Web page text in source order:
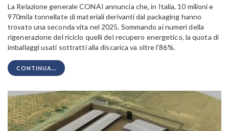
La Relazione generale CONAI annuncia che, in Italia, 10 milioni e
970mila tonnellate di materiali derivanti dal packaging hanno
trovato una seconda vita nel 2025. Sommando ai numeri della
rigenerazione del riciclo quelli del recupero energetico, la quota di
imballaggi usati sottratti alla discarica va oltre l’86%.
CONTINUA...